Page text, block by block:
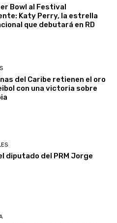
Bowl al Festival
Katy Perry, la estrella
que debutará en RD
del Caribe retienen el oro
con una victoria sobre
diputado del PRM Jorge